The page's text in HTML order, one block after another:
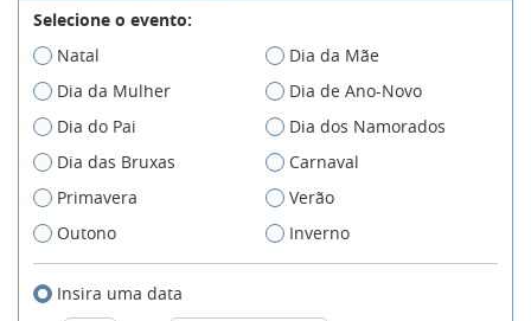
Selecione o evento:
Natal
Dia da Mãe
Dia da Mulher
Dia de Ano-Novo
Dia do Pai
Dia dos Namorados
Dia das Bruxas
Carnaval
Primavera
Verão
Outono
Inverno
Insira uma data